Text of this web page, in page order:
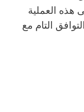
هذه العملية
التام مع